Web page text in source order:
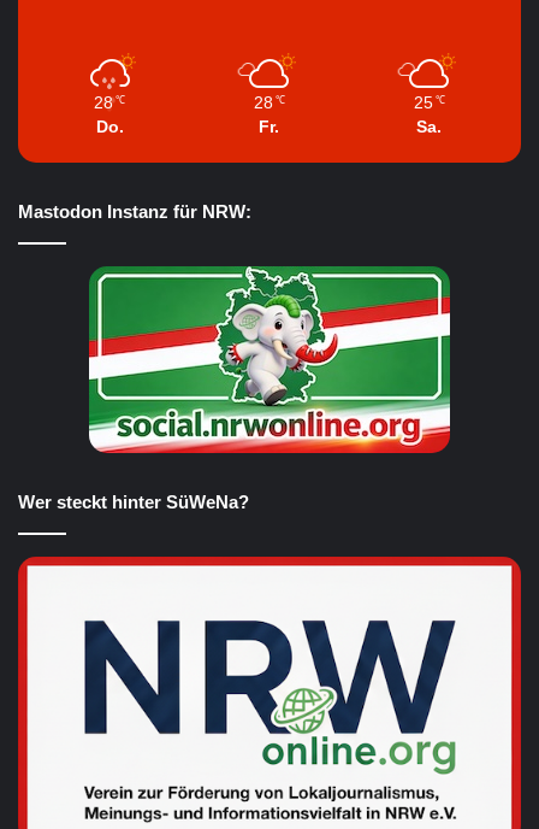
28 ℃
Do.
28 ℃
Fr.
25 ℃
Sa.
Mastodon Instanz für NRW:
Wer steckt hinter SüWeNa?